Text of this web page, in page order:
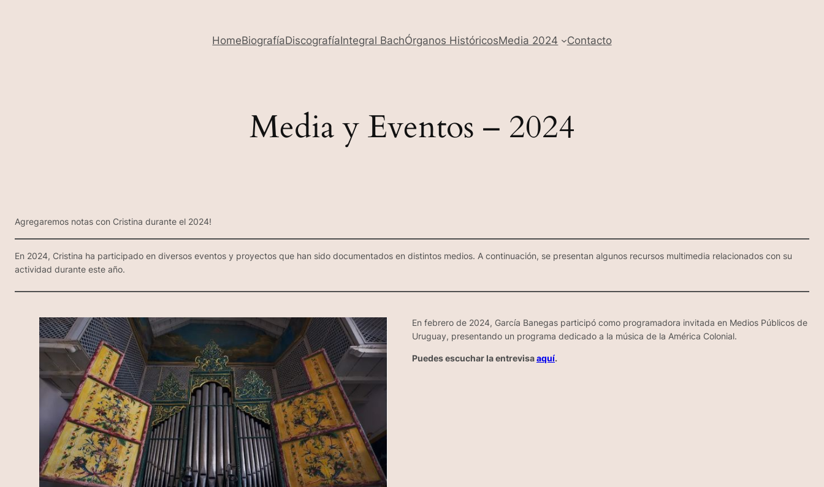
HomeBiografíaDiscografíaIntegral BachÓrganos HistóricosMedia 2024 Contacto
Media y Eventos – 2024
Agregaremos notas con Cristina durante el 2024!
En 2024, Cristina ha participado en diversos eventos y proyectos que han sido documentados en distintos medios. A continuación, se presentan algunos recursos multimedia relacionados con su
actividad durante este año.
En febrero de 2024, García Banegas participó como programadora invitada en Medios Públicos de
Uruguay, presentando un programa dedicado a la música de la América Colonial.
Puedes escuchar la entrevisaaquí.